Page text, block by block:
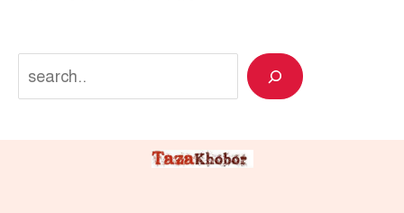
Search